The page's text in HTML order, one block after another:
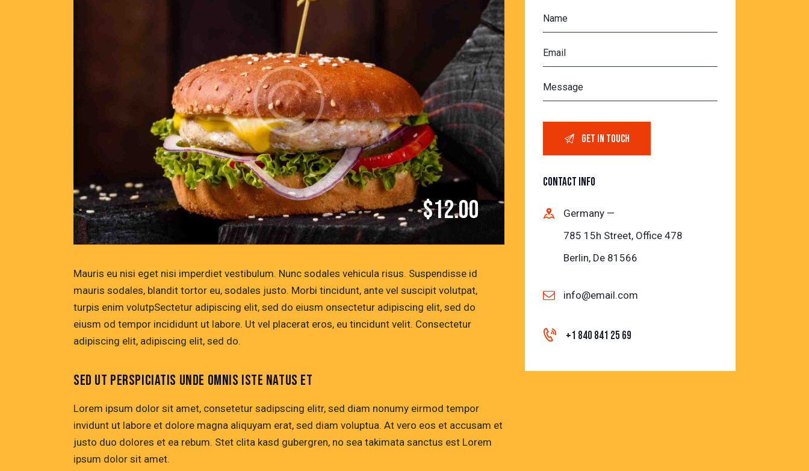
$12.00
Mauris eu nisi eget nisi imperdiet vestibulum. Nunc sodales vehicula risus. Suspendisse id
mauris sodales, blandit tortor eu, sodales justo. Morbi tincidunt, ante vel suscipit volutpat,
turpis enim volutpSectetur adipiscing elit, sed do eiusm onsectetur adipiscing elit, sed do
eiusm od tempor incididunt ut labore. Ut vel placerat eros, eu tincidunt velit. Consectetur
adipiscing elit, adipiscing elit, sed do.
SED UT PERSPICIATIS UNDE OMNIS ISTE NATUS ET
Lorem ipsum dolor sit amet, consetetur sadipscing elitr, sed diam nonumy eirmod tempor
invidunt ut labore et dolore magna aliquyam erat, sed diam voluptua. At vero eos et accusam et
justo duo dolores et ea rebum. Stet clita kasd gubergren, no sea takimata sanctus est Lorem
ipsum dolor sit amet.
CONTACT INFO
Germany —
785 15h Street, Office 478
Berlin, De 81566
info@email.com
+1 840 841 25 69